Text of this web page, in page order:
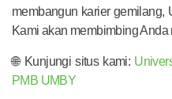
membangun karier gemilang,
Kami akan membimbing
🌐 Kunjungi situs kami:
PMB UMBY